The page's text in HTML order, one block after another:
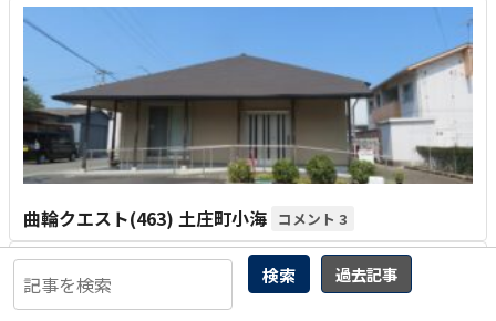
検索 過去記事
曲輪クエスト(463) 土庄町小海 3